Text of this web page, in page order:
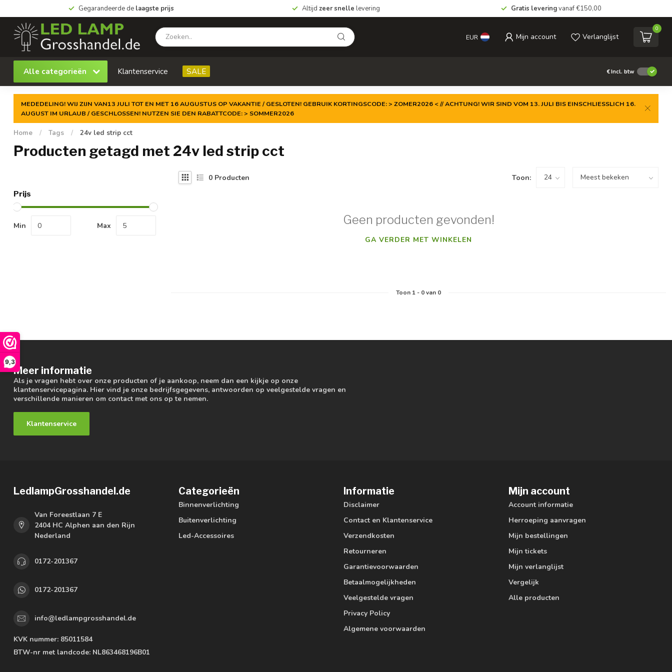
9,3
Gegarandeerde de laagste prijs Altijd zeer snelle levering Gratis leveringvanaf €150,00
EUR Mijn account Verlanglijst
0
Alle categorieën Klantenservice SALE €Incl. btw
MEDEDELING! WIJ ZIJN VAN13 JULI TOT EN MET 16 AUGUSTUS OP VAKANTIE / GESLOTEN! GEBRUIK KORTINGSCODE: > ZOMER2026 < // ACHTUNG! WIR SIND VOM 13. JULI BIS EINSCHLIESSLICH 16.
AUGUST IM URLAUB / GESCHLOSSEN! NUTZEN SIE DEN RABATTCODE: > SOMMER2026
Home / Tags / 24v led strip cct
Producten getagd met 24v led strip cct
Prijs
Min Max
0 Producten Toon:
Geen producten gevonden!
GA VERDER MET WINKELEN
Toon 1- 0van 0
Meer informatie
Als je vragen hebt over onze producten of je aankoop, neem dan een kijkje op onze
klantenservicepagina. Hier vind je onze bedrijfsgegevens, antwoorden op veelgestelde vragen en
verschillende manieren om contact met ons op te nemen.
Klantenservice
LedlampGrosshandel.de
Van Foreestlaan 7 E
2404 HC Alphen aan den Rijn
Nederland
0172-201367
0172-201367
info@ledlampgrosshandel.de
KVK nummer: 85011584
BTW-nr met landcode: NL863468196B01
Categorieën
Binnenverlichting
Buitenverlichting
Led-Accessoires
Informatie
Disclaimer
Contact en Klantenservice
Verzendkosten
Retourneren
Garantievoorwaarden
Betaalmogelijkheden
Veelgestelde vragen
Privacy Policy
Algemene voorwaarden
Mijn account
Account informatie
Herroeping aanvragen
Mijn bestellingen
Mijn tickets
Mijn verlanglijst
Vergelijk
Alle producten